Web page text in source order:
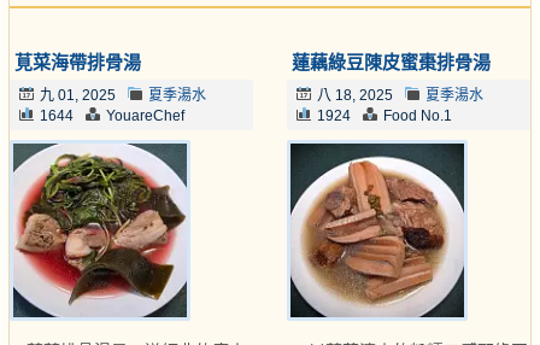
莧菜海帶排骨湯
九 01, 2025
夏季湯水
1644
YouareChef
蓮藕綠豆陳皮蜜棗排骨湯
八 18, 2025
夏季湯水
1924
Food No.1